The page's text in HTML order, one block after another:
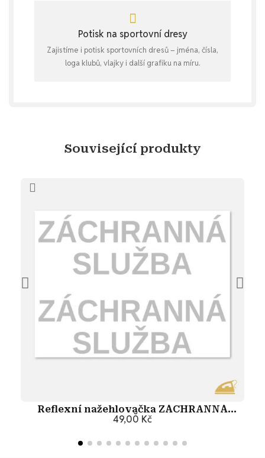
Potisk na sportovní dresy
Zajistíme i potisk sportovních dresů – jména, čísla,
loga klubů, vlajky i další grafiku na míru.
Související produkty
Reflexní nažehlovačka ZÁCHRANNÁ
SLUŽBA
49,00 Kč
Přidat do košíku